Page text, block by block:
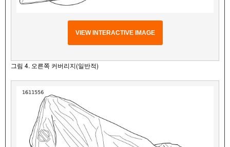
VIEW INTERACTIVE IMAGE
그림 4. 오른쪽 커버리지(일반적)